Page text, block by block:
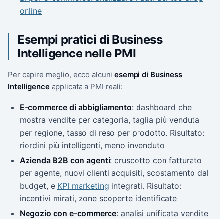
online
Esempi pratici di Business
Intelligence nelle PMI
Per capire meglio, ecco alcuni esempi di Business
Intelligence applicata a PMI reali:
E-commerce di abbigliamento: dashboard che
mostra vendite per categoria, taglia più venduta
per regione, tasso di reso per prodotto. Risultato:
riordini più intelligenti, meno invenduto
Azienda B2B con agenti: cruscotto con fatturato
per agente, nuovi clienti acquisiti, scostamento dal
budget, e KPI marketing integrati. Risultato:
incentivi mirati, zone scoperte identificate
Negozio con e-commerce: analisi unificata vendite